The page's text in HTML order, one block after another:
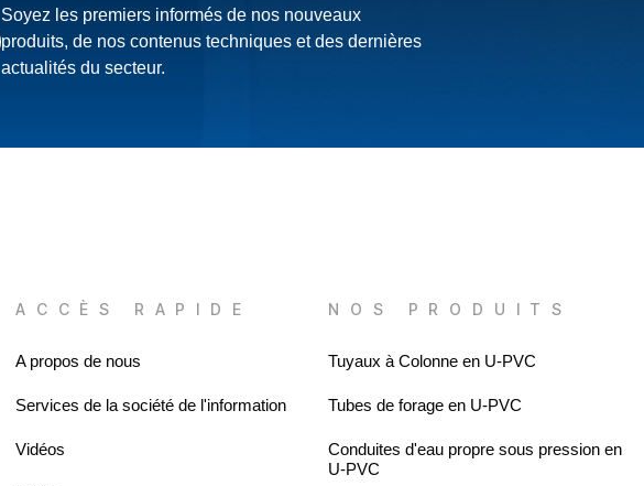
Soyez les premiers informés de nos nouveaux
produits, de nos contenus techniques et des dernières
actualités du secteur.
ACCÈS RAPIDE
A propos de nous
Services de la société de l'information
Vidéos
NOS PRODUITS
Tuyaux à Colonne en U-PVC
Tubes de forage en U-PVC
Conduites d'eau propre sous pression en
U-PVC